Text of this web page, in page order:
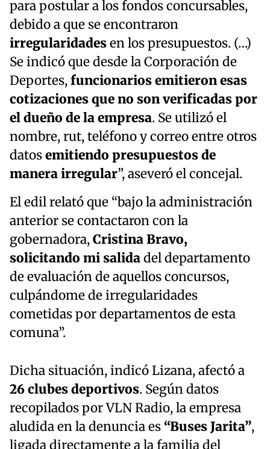
para postular a los fondos concursables,
debido a que se encontraron
irregularidadesen los presupuestos. (…)
Se indicó que desde la Corporación de
Deportes,funcionarios emitieron esas
cotizaciones que no son verificadas por
el dueño de la empresa. Se utilizó el
nombre, rut, teléfono y correo entre otros
datosemitiendo presupuestos de
manera irregular”, aseveró el concejal.
El edil relató que “bajo la administración
anterior se contactaron con la
gobernadora,Cristina Bravo,
solicitando mi salidadel departamento
de evaluación de aquellos concursos,
culpándome de irregularidades
cometidas por departamentos de esta
comuna”.
Dicha situación, indicó Lizana, afectó a
26 clubes deportivos. Según datos
recopilados por VLN Radio, la empresa
aludida en la denuncia es “Buses Jarita”,
ligada directamente a la familia del